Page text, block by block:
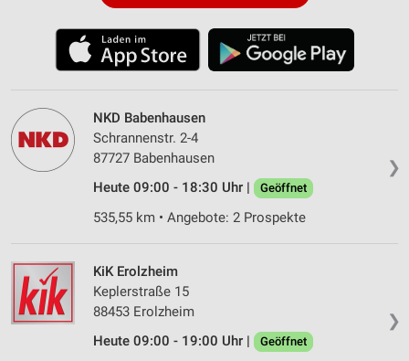
❯
NKD Babenhausen
Schrannenstr. 2-4
87727 Babenhausen
Heute 09:00 - 18:30 Uhr |
Geöffnet
535,55 km • Angebote: 2 Prospekte
❯
KiK Erolzheim
Keplerstraße 15
88453 Erolzheim
Heute 09:00 - 19:00 Uhr |
Geöffnet